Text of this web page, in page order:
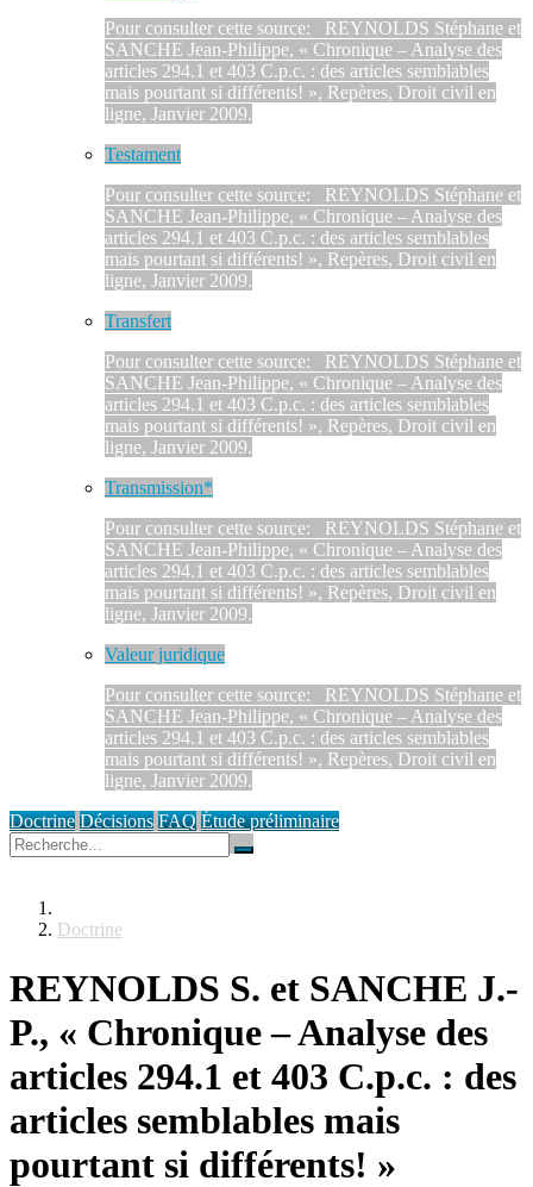
Pour consulter cette source: REYNOLDS Stéphane et
SANCHE Jean-Philippe, « Chronique – Analyse des
articles 294.1 et 403 C.p.c. : des articles semblables
mais pourtant si différents! », Repères, Droit civil en
ligne, Janvier 2009.
Testament
Pour consulter cette source: REYNOLDS Stéphane et
SANCHE Jean-Philippe, « Chronique – Analyse des
articles 294.1 et 403 C.p.c. : des articles semblables
mais pourtant si différents! », Repères, Droit civil en
ligne, Janvier 2009.
Transfert
Pour consulter cette source: REYNOLDS Stéphane et
SANCHE Jean-Philippe, « Chronique – Analyse des
articles 294.1 et 403 C.p.c. : des articles semblables
mais pourtant si différents! », Repères, Droit civil en
ligne, Janvier 2009.
Transmission*
Pour consulter cette source: REYNOLDS Stéphane et
SANCHE Jean-Philippe, « Chronique – Analyse des
articles 294.1 et 403 C.p.c. : des articles semblables
mais pourtant si différents! », Repères, Droit civil en
ligne, Janvier 2009.
Valeur juridique
Pour consulter cette source: REYNOLDS Stéphane et
SANCHE Jean-Philippe, « Chronique – Analyse des
articles 294.1 et 403 C.p.c. : des articles semblables
mais pourtant si différents! », Repères, Droit civil en
ligne, Janvier 2009.
Doctrine Décisions FAQ Étude préliminaire
Doctrine
REYNOLDS S. et SANCHE J.-
P., « Chronique – Analyse des
articles 294.1 et 403 C.p.c. : des
articles semblables mais
pourtant si différents! »